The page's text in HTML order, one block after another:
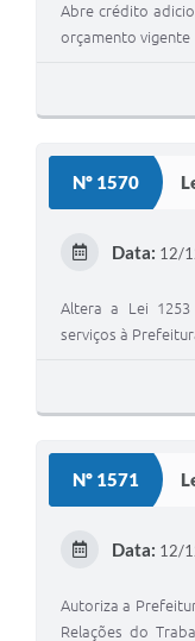
Abre crédito
orçamento vigente
Nº 1570
Data: 12/
Altera a Lei
serviços à
Nº 1571
Data: 12/
Autoriza a
Relações do